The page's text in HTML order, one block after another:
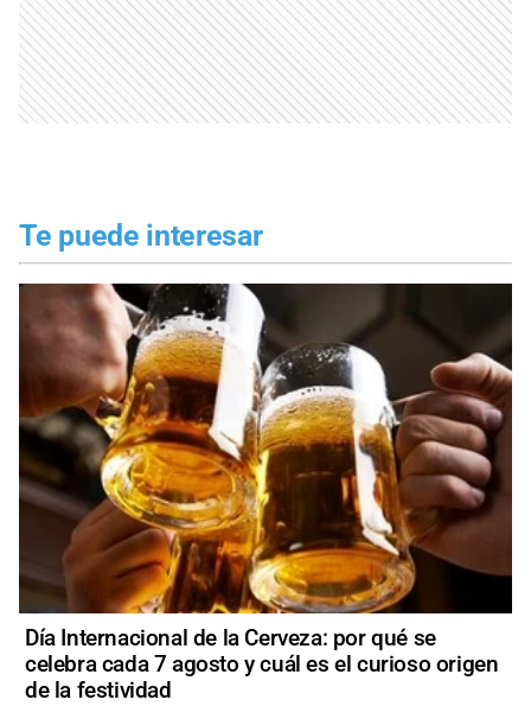
Te puede interesar
Día Internacional de la Cerveza: por qué se
celebra cada 7 agosto y cuál es el curioso origen
de la festividad